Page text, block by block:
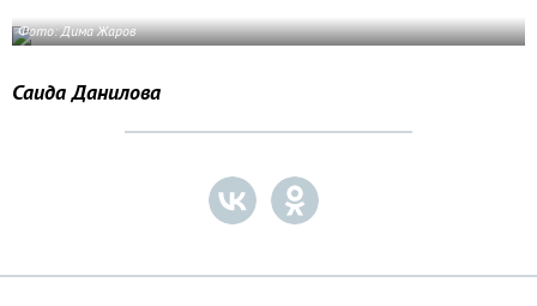
Фото: Дима Жаров
Саида Данилова